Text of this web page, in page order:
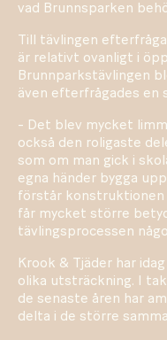
vad Brunnsparken
Till tävlingen
är relativt ovanligt i
Brunnparkstävlingen
även efterfrågades en
- Det blev mycket
också den roligaste
som om man gick i
egna händer bygga
förstår
får mycket större
tävlingsprocessen
Krook & Tjäder har
olika utsträckning. I
de senaste åren har
delta i de större